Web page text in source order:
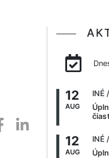
12
AUG
INÉ
12
AUG
INÉ